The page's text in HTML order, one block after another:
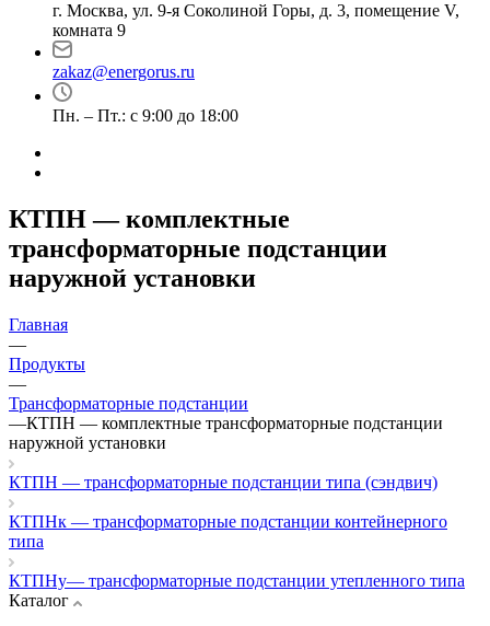
г. Москва, ул. 9-я Соколиной Горы, д. 3, помещение V,
комната 9
zakaz@energorus.ru
Пн. – Пт.: с 9:00 до 18:00
КТПН — комплектные
трансформаторные подстанции
наружной установки
Главная
—
Продукты
—
Трансформаторные подстанции
—КТПН — комплектные трансформаторные подстанции
наружной установки
КТПН — трансформаторные подстанции типа (сэндвич)
КТПНк — трансформаторные подстанции контейнерного
типа
КТПНу— трансформаторные подстанции утепленного типа
Каталог